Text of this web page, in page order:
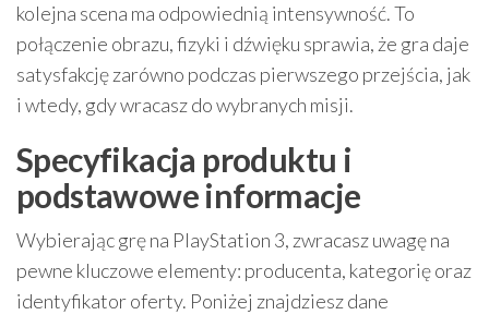
kolejna scena ma odpowiednią intensywność. To
połączenie obrazu, fizyki i dźwięku sprawia, że gra daje
satysfakcję zarówno podczas pierwszego przejścia, jak
i wtedy, gdy wracasz do wybranych misji.
Specyfikacja produktu i
podstawowe informacje
Wybierając grę na PlayStation 3, zwracasz uwagę na
pewne kluczowe elementy: producenta, kategorię oraz
identyfikator oferty. Poniżej znajdziesz dane